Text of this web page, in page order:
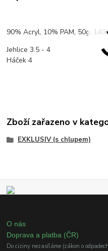
90% Acryl, 10% PAM, 50g,
Jehlice 3.5 - 4
Háček 4
Zboží zařazeno v
EXKLUSIV (s chlupem)
O nás
Doprava a platba (ČR)
Do ciziny nezasíláme (zákon o